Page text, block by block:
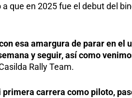
que en 2025 fue el debut del
esa amargura de parar en el
y seguir, así como
Rally Team.
carrera como piloto,